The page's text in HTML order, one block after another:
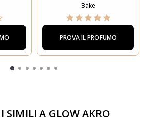
Bake
PROVA IL PROFUMO
SIMILI A GLOW AKRO